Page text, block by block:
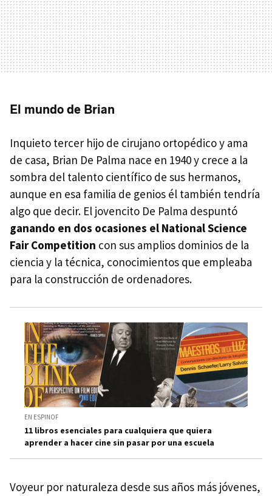
El mundo de Brian
Inquieto tercer hijo de cirujano ortopédico y ama
de casa, Brian De Palma nace en 1940 y crece a la
sombra del talento científico de sus hermanos,
aunque en esa familia de genios él también tendría
algo que decir. El jovencito De Palma despuntó
ganando en dos ocasiones el National Science
Fair Competition con sus amplios dominios de la
ciencia y la técnica, conocimientos que empleaba
para la construcción de ordenadores.
EN ESPINOF
11 libros esenciales para cualquiera que quiera
aprender a hacer cine sin pasar por una escuela
Voyeur por naturaleza desde sus años más jóvenes,